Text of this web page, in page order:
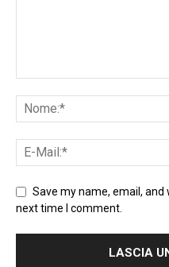
Save my name, email,
next time I comment.